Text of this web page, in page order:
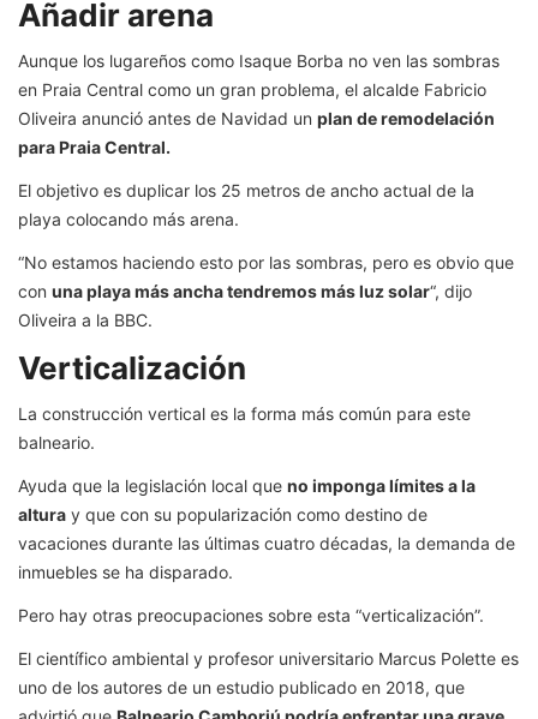
Añadir arena
Aunque los lugareños como Isaque Borba no ven las sombras
en Praia Central como un gran problema, el alcalde Fabricio
Oliveira anunció antes de Navidad un plan de remodelación
para Praia Central.
El objetivo es duplicar los 25 metros de ancho actual de la
playa colocando más arena.
“No estamos haciendo esto por las sombras, pero es obvio que
con una playa más ancha tendremos más luz solar“, dijo
Oliveira a la BBC.
Verticalización
La construcción vertical es la forma más común para este
balneario.
Ayuda que la legislación local que no imponga límites a la
altura y que con su popularización como destino de
vacaciones durante las últimas cuatro décadas, la demanda de
inmuebles se ha disparado.
Pero hay otras preocupaciones sobre esta “verticalización”.
El científico ambiental y profesor universitario Marcus Polette es
uno de los autores de un estudio publicado en 2018, que